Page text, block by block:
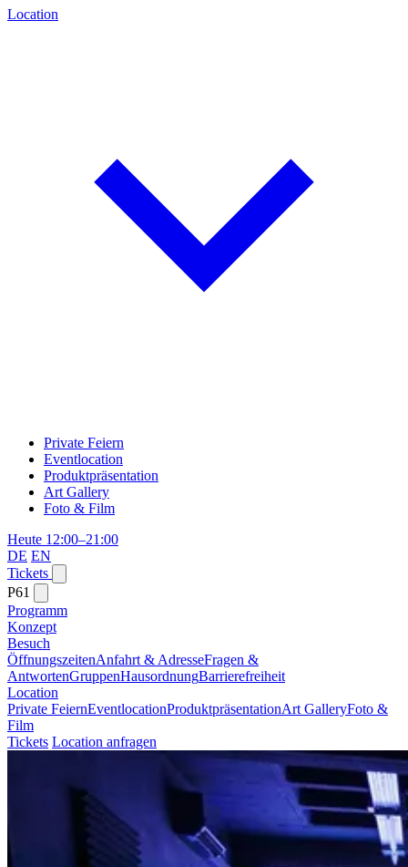
Location
Private Feiern
Eventlocation
Produktpräsentation
Art Gallery
Foto & Film
Heute 12:00–21:00
DE EN
Tickets
P61
Programm
Konzept
Besuch
ÖffnungszeitenAnfahrt & AdresseFragen &
AntwortenGruppenHausordnungBarrierefreiheit
Location
Private FeiernEventlocationProduktpräsentationArt GalleryFoto &
Film
Tickets Location anfragen